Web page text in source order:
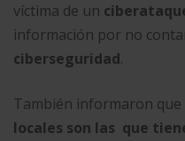
víctima de un
información por no
ciberseguridad.
También informaron que
locales son las que